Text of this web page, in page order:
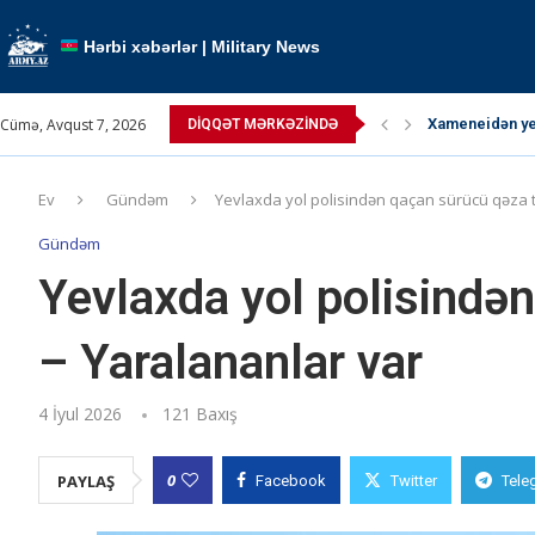
Hərbi xəbərlər | Military News
Cümə, Avqust 7, 2026 DIQQƏT MƏRKƏZINDƏ Xameneidən
TRIPP
Paşinyan
Paşinyan:
Pəhləvi
Ərdoğan
Kallas:
Kremldə
Müctəba
Ev Gündəm Yevlaxda yol polisindən qaçan sürücü
Gündəm
Yevlaxda yol
– Yaralananlar var
4 İyul 2026 121 Baxış
PAYLAŞ 0 Facebook Twitter